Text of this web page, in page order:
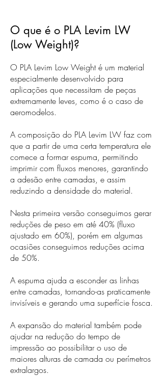
O que é o PLA Levim LW
(Low Weight)?
O PLA Levim Low Weight é um material
especialmente desenvolvido para
aplicações que necessitam de peças
extremamente leves, como é o caso de
aeromodelos.
A composição do PLA Levim LW faz com
que a partir de uma certa temperatura ele
comece a formar espuma, permitindo
imprimir com fluxos menores, garantindo
a adesão entre camadas, e assim
reduzindo a densidade do material.
Nesta primeira versão conseguimos gerar
reduções de peso em até 40% (fluxo
ajustado em 60%), porém em algumas
ocasiões conseguimos reduções acima
de 50%.
A espuma ajuda a esconder as linhas
entre camadas, tornando-as praticamente
invisíveis e gerando uma superfície fosca.
A expansão do material também pode
ajudar na redução do tempo de
impressão ao possibilitar o uso de
maiores alturas de camada ou perímetros
extralargos.